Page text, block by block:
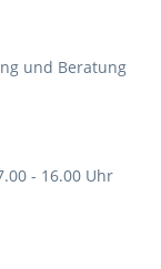
und Beratung
- 16.00 Uhr